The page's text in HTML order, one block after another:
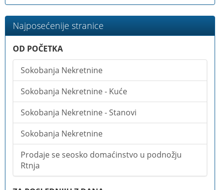
Najposećenije stranice
OD POČETKA
Sokobanja Nekretnine
Sokobanja Nekretnine - Kuće
Sokobanja Nekretnine - Stanovi
Sokobanja Nekretnine
Prodaje se seosko domaćinstvo u podnožju
Rtnja